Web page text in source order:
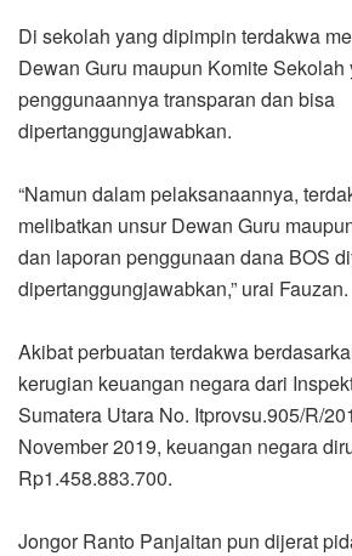
Di sekolah yang dipimpin terdakwa
Dewan Guru maupun Komite
penggunaannya transparan dan bisa
dipertanggungjawabkan.
“Namun dalam pelaksanaannya,
melibatkan unsur Dewan Guru
dan laporan penggunaan dana BOS
dipertanggungjawabkan,” urai Fauzan.
Akibat perbuatan terdakwa
kerugian keuangan negara dari
Sumatera Utara No. Itprovsu.905/R/
November 2019, keuangan negara
Rp1.458.883.700.
Jongor Ranto Panjaitan pun dijerat